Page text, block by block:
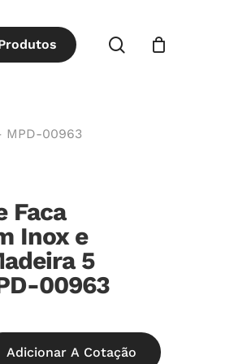
rodutos procurar
MPD-00963
Faca
Inox e
5
00963
Adicionar A Cotação